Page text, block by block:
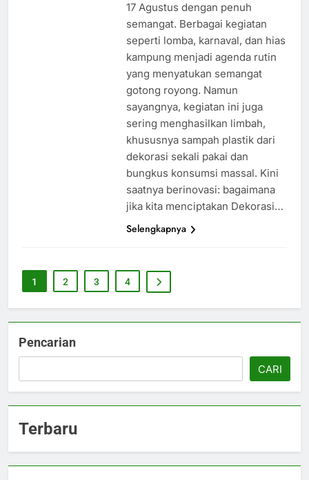
17 Agustus dengan penuh
semangat. Berbagai kegiatan
seperti lomba, karnaval, dan hias
kampung menjadi agenda rutin
yang menyatukan semangat
gotong royong. Namun
sayangnya, kegiatan ini juga
sering menghasilkan limbah,
khususnya sampah plastik dari
dekorasi sekali pakai dan
bungkus konsumsi massal. Kini
saatnya berinovasi: bagaimana
jika kita menciptakan Dekorasi…
Selengkapnya
1 2 3 4
Pencarian
CARI
Terbaru